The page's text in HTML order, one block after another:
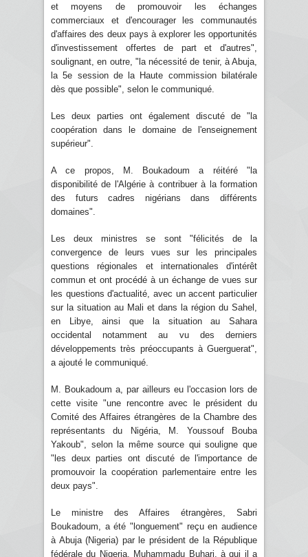
et moyens de promouvoir les échanges
commerciaux et d'encourager les communautés
d'affaires des deux pays à explorer les opportunités
d'investissement offertes de part et d'autres",
soulignant, en outre, "la nécessité de tenir, à Abuja,
la 5e session de la Haute commission bilatérale
dès que possible", selon le communiqué.
Les deux parties ont également discuté de "la
coopération dans le domaine de l'enseignement
supérieur".
A ce propos, M. Boukadoum a réitéré "la
disponibilité de l'Algérie à contribuer à la formation
des futurs cadres nigérians dans différents
domaines".
Les deux ministres se sont "félicités de la
convergence de leurs vues sur les principales
questions régionales et internationales d'intérêt
commun et ont procédé à un échange de vues sur
les questions d'actualité, avec un accent particulier
sur la situation au Mali et dans la région du Sahel,
en Libye, ainsi que la situation au Sahara
occidental notamment au vu des derniers
développements très préoccupants à Guerguerat",
a ajouté le communiqué.
M. Boukadoum a, par ailleurs eu l'occasion lors de
cette visite "une rencontre avec le président du
Comité des Affaires étrangères de la Chambre des
représentants du Nigéria, M. Youssouf Bouba
Yakoub", selon la même source qui souligne que
"les deux parties ont discuté de l'importance de
promouvoir la coopération parlementaire entre les
deux pays".
Le ministre des Affaires étrangères, Sabri
Boukadoum, a été "longuement" reçu en audience
à Abuja (Nigeria) par le président de la République
fédérale du Nigeria, Muhammadu Buhari, à qui il a